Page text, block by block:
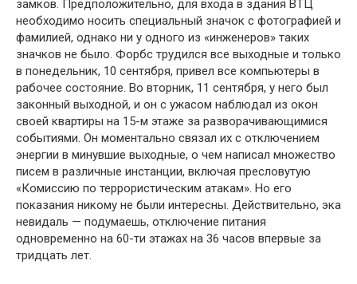
замков. Предположительно, для входа в здания ВТЦ
необходимо носить специальный значок с фотографией и
фамилией, однако ни у одного из «инженеров» таких
значков не было. Форбс трудился все выходные и только
в понедельник, 10 сентября, привел все компьютеры в
рабочее состояние. Во вторник, 11 сентября, у него был
законный выходной, и он с ужасом наблюдал из окон
своей квартиры на 15-м этаже за разворачивающимися
событиями. Он моментально связал их с отключением
энергии в минувшие выходные, о чем написал множество
писем в различные инстанции, включая пресловутую
«Комиссию по террористическим атакам». Но его
показания никому не были интересны. Действительно, эка
невидаль — подумаешь, отключение питания
одновременно на 60-ти этажах на 36 часов впервые за
тридцать лет.